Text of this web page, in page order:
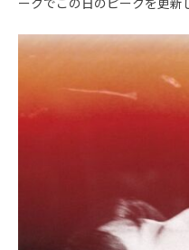
ークでこの日のピークを更新